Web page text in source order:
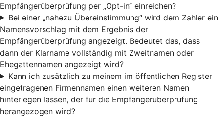
Empfängerüberprüfung per „Opt-in“ einreichen?
Bei einer „nahezu Übereinstimmung“ wird dem Zahler ein
Namensvorschlag mit dem Ergebnis der
Empfängerüberprüfung angezeigt. Bedeutet das, dass
dann der Klarname vollständig mit Zweitnamen oder
Ehegattennamen angezeigt wird?
Kann ich zusätzlich zu meinem im öffentlichen Register
eingetragenen Firmennamen einen weiteren Namen
hinterlegen lassen, der für die Empfängerüberprüfung
herangezogen wird?